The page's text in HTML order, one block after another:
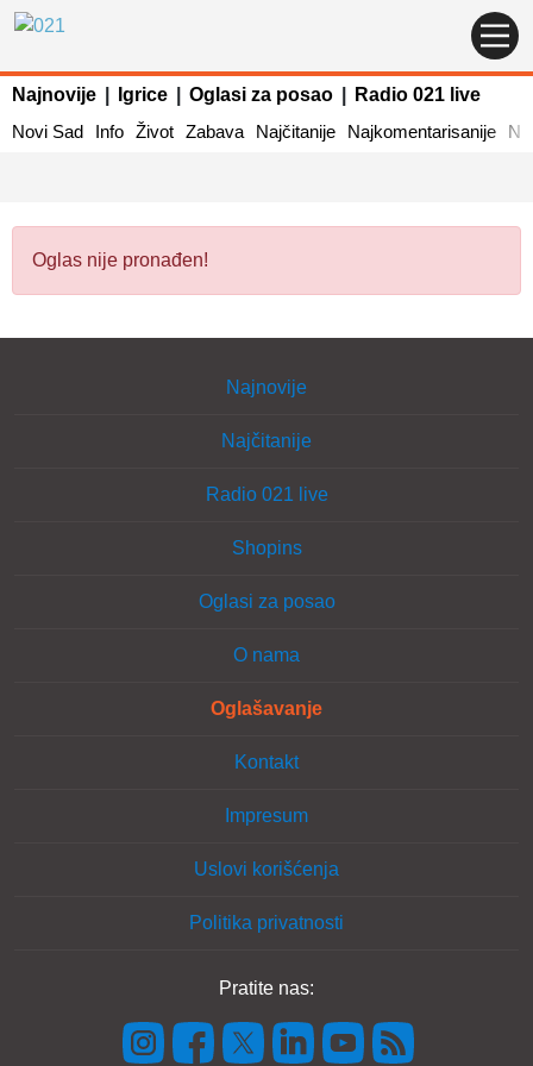
Najnovije Igrice Oglasi za posao
Radio 021 live
Novi Sad
Info Život Zabava Najčitanije Najkomentarisanije
Oglas nije pronađen!
Najnovije
Najčitanije
Radio 021 live
Shopins
Oglasi za posao
O nama
Oglašavanje
Kontakt
Impresum
Uslovi korišćenja
Politika privatnosti
Pratite nas: